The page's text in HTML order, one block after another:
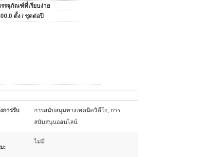
รจุภัณฑ์ที่เรียบง่าย
ตั้ง / ชุดต่อปี
การรับ
การสนับสนุนทางเทคนิควิดีโอ, การ
สนับสนุนออนไลน์
:
ไม่มี